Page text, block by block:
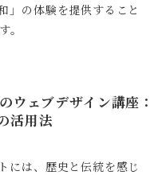
」の体験を提供すること
。
ウェブデザイン講座：
活用法
には、歴史と伝統を感じ